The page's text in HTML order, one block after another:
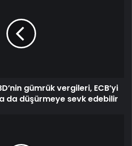
gümrük vergileri, ECB’yi
da düşürmeye sevk edebilir